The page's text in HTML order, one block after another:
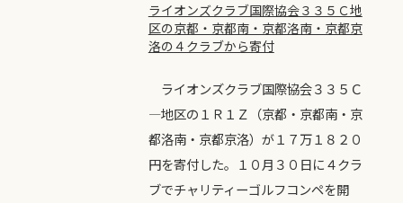
ライオンズクラブ国際協会３３５Ｃ地
区の京都・京都南・京都洛南・京都京
洛の４クラブから寄付
ライオンズクラブ国際協会３３５Ｃ
―地区の１Ｒ１Ｚ（京都・京都南・京
都洛南・京都京洛）が１７万１８２０
円を寄付した。１０月３０日に４クラ
ブでチャリティーゴルフコンペを開